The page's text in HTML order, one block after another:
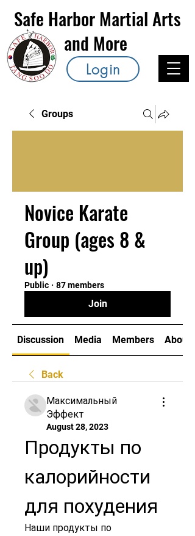
Safe Harbor Martial Arts
and More
Login
Groups
Novice Karate
Group (ages 8 &
up)
Public · 87 members
Join
Discussion Media Members About
Back
Максимальный
Эффект
August 28, 2023
Продукты по
калорийности
для похудения
Наши продукты по